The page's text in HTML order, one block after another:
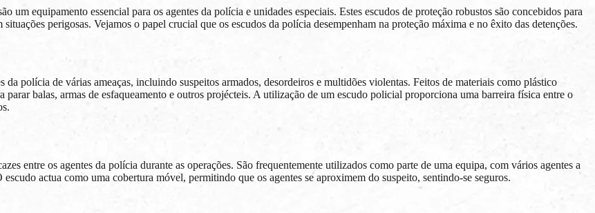
um equipamento essencial para os agentes da polícia e unidades especiais. Estes escudos de proteção robustos são concebidos para
perigosas. Vejamos o papel crucial que os escudos da polícia desempenham na proteção máxima e no êxito das detenções.
polícia de várias ameaças, incluindo suspeitos armados, desordeiros e multidões violentas. Feitos de materiais como plástico
parar balas, armas de esfaqueamento e outros projécteis. A utilização de um escudo policial proporciona uma barreira física entre o
entre os agentes da polícia durante as operações. São frequentemente utilizados como parte de uma equipa, com vários agentes a
actua como uma cobertura móvel, permitindo que os agentes se aproximem do suspeito, sentindo-se seguros.